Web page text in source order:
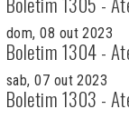
dom, 08 out 2023
Boletim 1304 -
sab, 07 out 2023
Boletim 1303 -